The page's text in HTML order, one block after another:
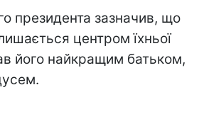
президента зазначив, що
центром їхньої
його найкращим батьком,